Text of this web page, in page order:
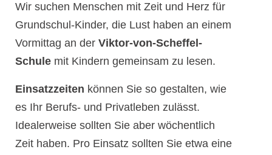
Wir suchen Menschen mit Zeit und Herz für
Grundschul-Kinder, die Lust haben an einem
Vormittag an derViktor-von-Scheffel-
Schule mit Kindern gemeinsam zu lesen.
Einsatzzeiten können Sie so gestalten, wie
es Ihr Berufs- und Privatleben zulässt.
Idealerweise sollten Sie aber wöchentlich
Zeit haben. Pro Einsatz sollten Sie etwa eine